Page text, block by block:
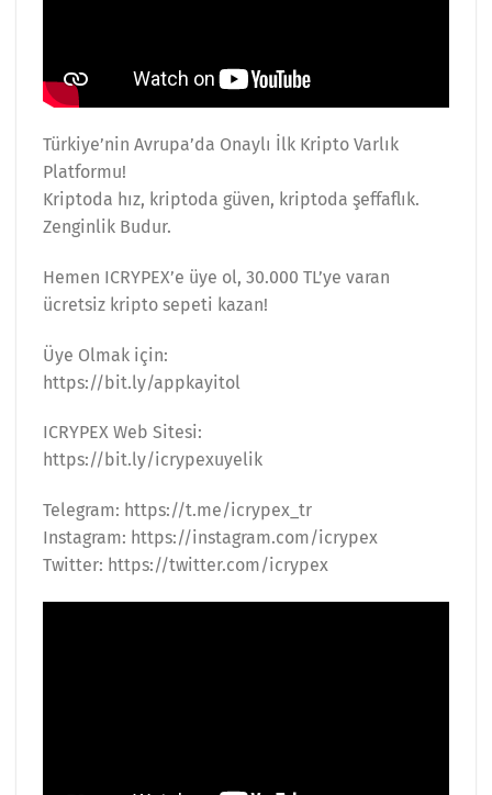
Türkiye’nin Avrupa’da Onaylı İlk Kripto Varlık
Platformu!
Kriptoda hız, kriptoda güven, kriptoda şeffaflık.
Zenginlik Budur.
Hemen ICRYPEX’e üye ol, 30.000 TL’ye varan
ücretsiz kripto sepeti kazan!
Üye Olmak için:
https://bit.ly/appkayitol
ICRYPEX Web Sitesi:
https://bit.ly/icrypexuyelik
Telegram: https://t.me/icrypex_tr
Instagram: https://instagram.com/icrypex
Twitter: https://twitter.com/icrypex